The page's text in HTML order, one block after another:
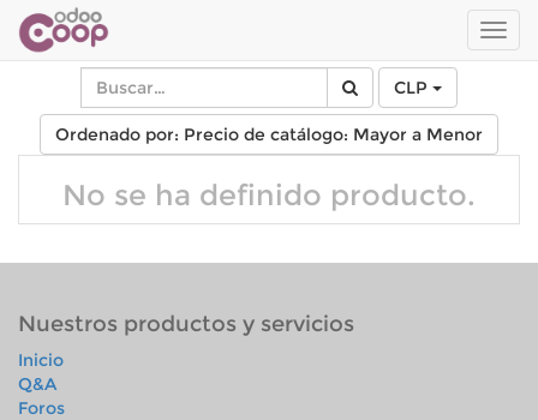
de
CLP
Ordenado por: Precio de catálogo: Mayor a Menor
No se ha definido producto.
Nuestros productos y servicios
Inicio
Q&A
Foros